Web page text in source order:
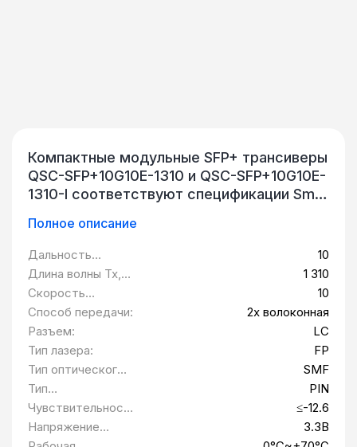
Компактные модульные SFP+ трансиверы
QSC-SFP+10G10E-1310 и QSC-SFP+10G10E-
1310-I соответствуют спецификации Small
Agreement (MSA). Трансивер состоит из
пяти компонентов: драйвер LD,
ограничивающий усилитель, цифровой
монитор диагностики, лазер FP 1310 нм и
фотодетектор PIN. Дистанция передачи
данных - до 10 км по одномодовому
волокну 9/125 мкм. Оптический выход
может быть отключен с помощью
высокоуровнего входа TTL-логики Tx
Disable. Система также может
отключить модуль чере I2C. Tx Fault
служит для индикации деградации
Полное описание
Дальность
передачи, км:
10
Длина волны Tx,
нм:
1 310
Скорость
передачи данных,
Гбит/c:
10
Способ передачи:
2х волоконная
Разъем:
LC
Тип лазера:
FP
Тип оптического
волокна:
SMF
Тип
фотоприемника:
PIN
Чувствительност
ь, дБ:
≤-12.6
Напряжение
питания:
3.3В